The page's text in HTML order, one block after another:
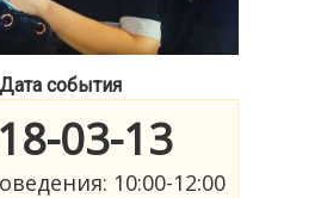
Дата события
03-13
10:00-12:00